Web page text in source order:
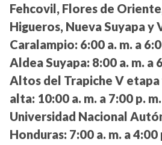
Fehcovil, Flores de
Higueros, Nueva Suyapa y
Caralampio: 6:00 a. m. a
Aldea Suyapa: 8:00 a. m. a
Altos del Trapiche V
alta: 10:00 a. m. a 7:00 p. m.
Universidad Nacional
Honduras: 7:00 a. m. a 4:00